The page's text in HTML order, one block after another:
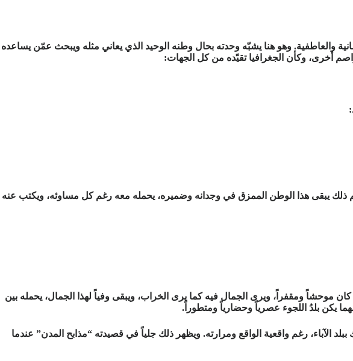
والعاطفية. وهو هنا يشبّه وحدته بحال وطنه الوحيد الذي يعاني مثله ويبحث عمّن يساعده
أخرى، وكأن الجغرافيا تقيّده من كل الجهات:
ذلك يبقى هذا الوطن الممزق في وجدانه وضميره، يحمله معه رغم كل مساوئه، ويكتب عنه
ومقفراً، ويرى الجمال فيه كما يرى الخراب، ويبقى وفياً لهذا الجمال، يحمله بين
يكن بلدُ اللجوء عصرياً وحضارياً ومتطوراً.
الآباء، رغم واقعية الواقع ومرارته. ويظهر ذلك جلياً في قصيدته “مذابح المدن” عندما